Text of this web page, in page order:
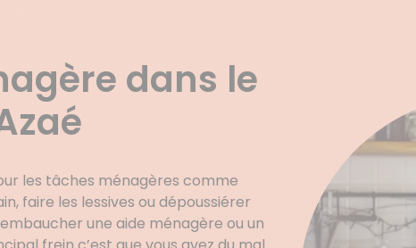
dans le
les tâches ménagères comme
faire les lessives ou dépoussiérer
une aide ménagère ou un